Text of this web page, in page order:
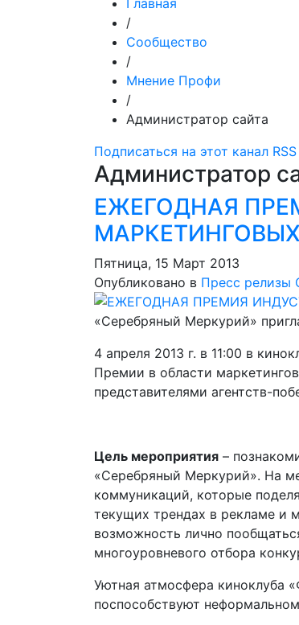
Главная
/
Сообщество
/
Мнение Профи
/
Администратор сайта
Подписаться на этот канал RSS
Администратор
ЕЖЕГОДНАЯ
Пятница, 15 Март 2013
Опубликовано в Пресс релизы
«Серебряный Меркурий»
4 апреля 2013 г. в 11:00 в
Премии в области
представителями агентств-
Цель мероприятия –
«Серебряный Меркурий». На
коммуникаций, которые
текущих трендах в рекламе и
возможность лично
многоуровневого отбора
Уютная атмосфера киноклуба
поспособствуют